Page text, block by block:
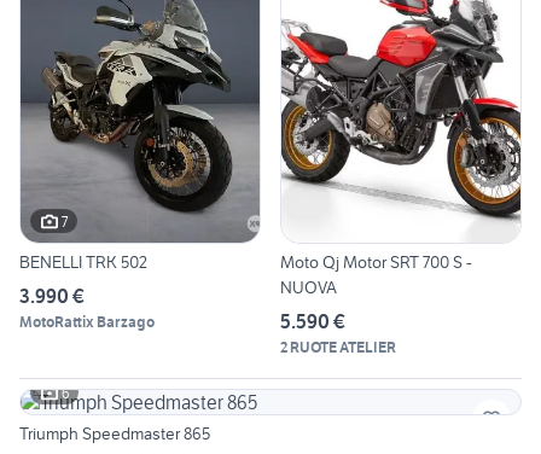
7
BENELLI TRK 502
3.990 €
MotoRattix Barzago
Moto Qj Motor SRT 700 S -
NUOVA
5.590 €
2 RUOTE ATELIER
6
Triumph Speedmaster 865